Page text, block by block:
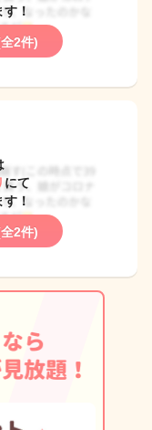
！
2件)
にて
！
2件)